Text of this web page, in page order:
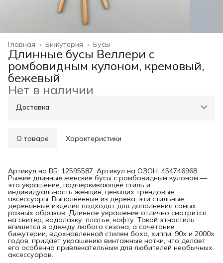
Бусы
Бижутерия ›
Главная ›
Длинные бусы Веллери с
ромбовидным кулоном, кремовый,
бежевый
Нет в наличии
Доставка
О товаре Характеристики
Артикул на ВБ: 12595587. Артикул на ОЗОН: 454746968.
Рыжие длинные женские бусы с ромбовидным кулоном —
это украшение, подчеркивающее стиль и
индивидуальность женщин, ценящих трендовые
аксессуары. Выполненные из дерева, эти стильные
деревянные изделия подходят для дополнения самых
разных образов. Длинное украшение отлично смотрится
на свитер, водолазку, платье, кофту. Такой этностиль
впишется в одежду любого сезона, а сочетание
бижутерии, вдохновленной стилем бохо, хиппи, 90х и 2000х
годов, придает украшению винтажные нотки, что делает
его особенно привлекательным для любителей необычных
аксессуаров.